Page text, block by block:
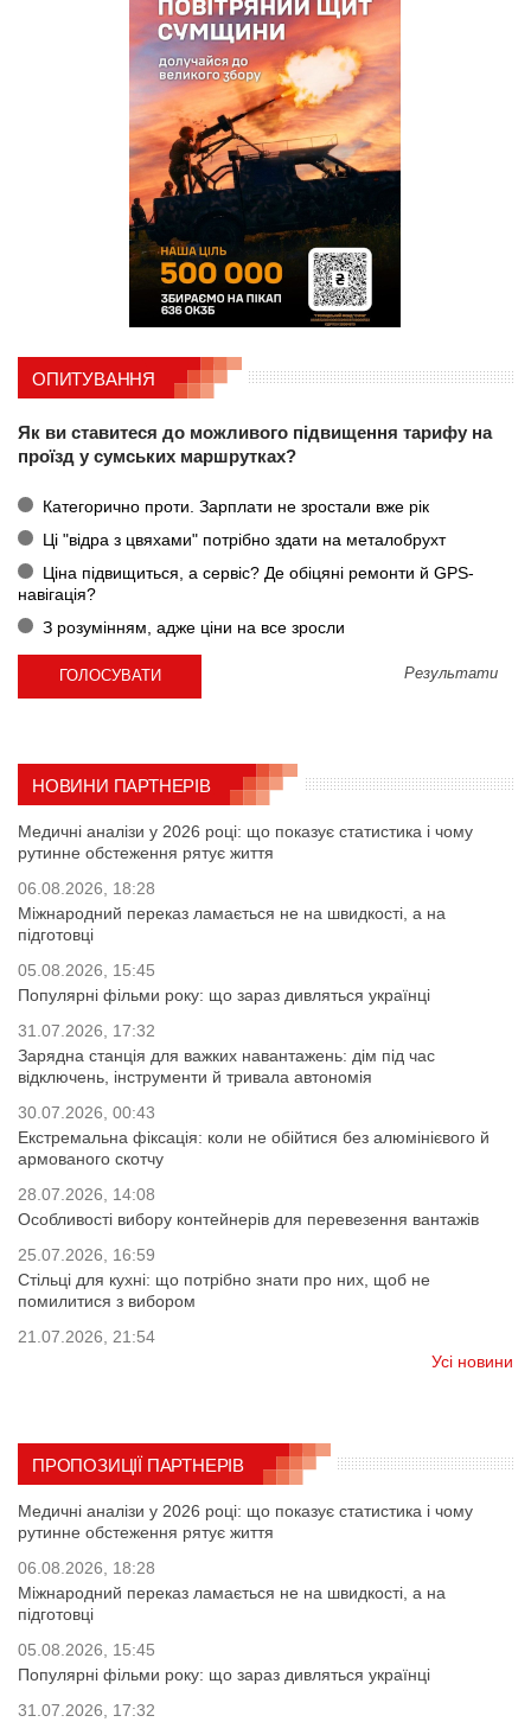
ОПИТУВАННЯ
Як ви ставитеся до можливого підвищення тарифу на
проїзд у сумських маршрутках?
Категорично проти. Зарплати не зростали вже рік
Ці "відра з цвяхами" потрібно здати на металобрухт
Ціна підвищиться, а сервіс? Де обіцяні ремонти й GPS-
навігація?
З розумінням, адже ціни на все зросли
Результати
НОВИНИ ПАРТНЕРІВ
Медичні аналізи у 2026 році: що показує статистика і чому
рутинне обстеження рятує життя
06.08.2026, 18:28
Міжнародний переказ ламається не на швидкості, а на
підготовці
05.08.2026, 15:45
Популярні фільми року: що зараз дивляться українці
31.07.2026, 17:32
Зарядна станція для важких навантажень: дім під час
відключень, інструменти й тривала автономія
30.07.2026, 00:43
Екстремальна фіксація: коли не обійтися без алюмінієвого й
армованого скотчу
28.07.2026, 14:08
Особливості вибору контейнерів для перевезення вантажів
25.07.2026, 16:59
Стільці для кухні: що потрібно знати про них, щоб не
помилитися з вибором
21.07.2026, 21:54
Усі новини
ПРОПОЗИЦІЇ ПАРТНЕРІВ
Медичні аналізи у 2026 році: що показує статистика і чому
рутинне обстеження рятує життя
06.08.2026, 18:28
Міжнародний переказ ламається не на швидкості, а на
підготовці
05.08.2026, 15:45
Популярні фільми року: що зараз дивляться українці
31.07.2026, 17:32